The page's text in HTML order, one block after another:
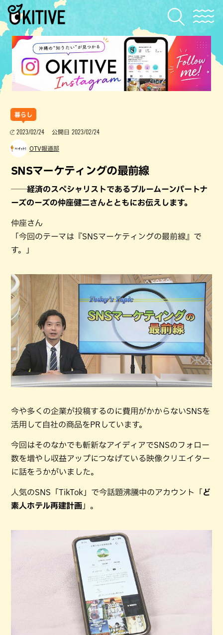
暮らし
2023/02/24 公開日 2023/02/24
OTV報道部
SNSマーケティングの最前線
──経済のスペシャリストであるブルームーンパートナ
ーズのーズの仲座健二さんとともにお伝えします。
仲座さん
「今回のテーマは『SNSマーケティングの最前線』で
す。」
今や多くの企業が投稿するのに費用がかからないSNSを
活用して自社の商品をPRしています。
今回はそのなかでも斬新なアイディアでSNSのフォロー
数を増やし収益アップにつなげている映像クリエイター
に話をうかがいました。
人気のSNS「TikTok」で今話題沸騰中のアカウント「 ど
素人ホテル再建計画 」。